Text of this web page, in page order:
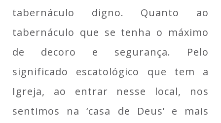
tabernáculo digno. Quanto ao
tabernáculo que se tenha o máximo
de decoro e segurança. Pelo
significado escatológico que tem a
Igreja, ao entrar nesse local, nos
sentimos na ‘casa de Deus’ e mais